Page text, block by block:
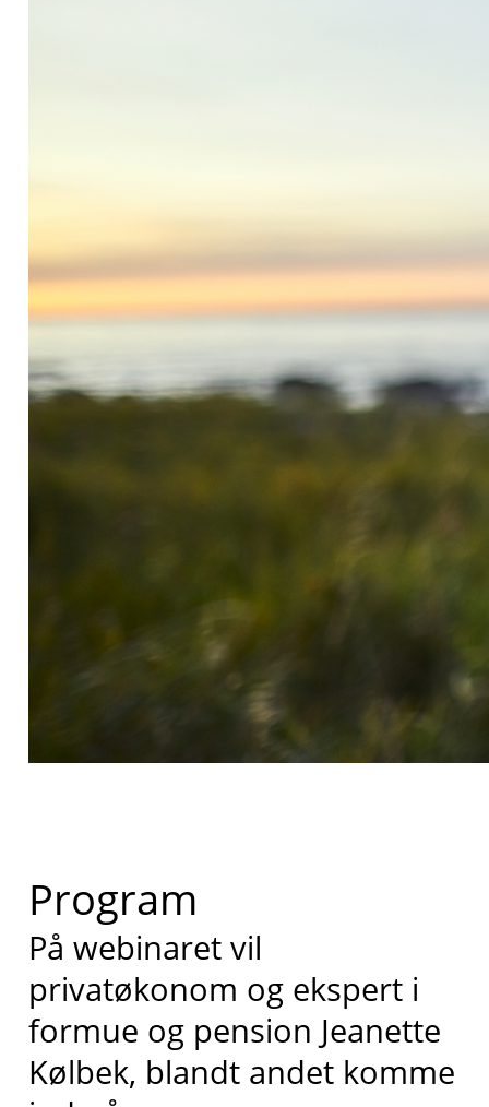
Program
På webinaret vil
privatøkonom og ekspert i
formue og pension Jeanette
Kølbek, blandt andet komme